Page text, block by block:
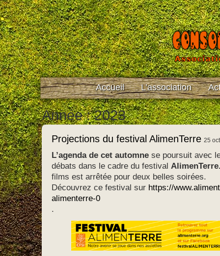
Accueil L’association
Année : 2023
Projections du festival AlimenTerre 25
L’agenda de cet automne se poursuit avec
débats dans le cadre du festival
films est arrêtée pour deux belles soirées.
Découvrez ce festival sur https://
alimenterre-0
.